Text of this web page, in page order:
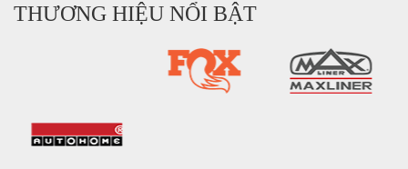
THƯƠNG HIỆU NỔI BẬT